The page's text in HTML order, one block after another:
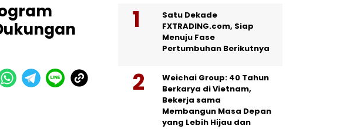
Satu Dekade
FXTRADING.com, Siap
Menuju Fase
Pertumbuhan Berikutnya
Weichai Group: 40 Tahun
Berkarya di Vietnam,
Bekerja sama
Membangun Masa Depan
yang Lebih Hijau dan